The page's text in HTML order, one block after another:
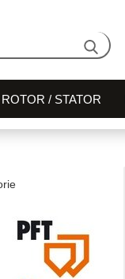
ROTOR / STATOR